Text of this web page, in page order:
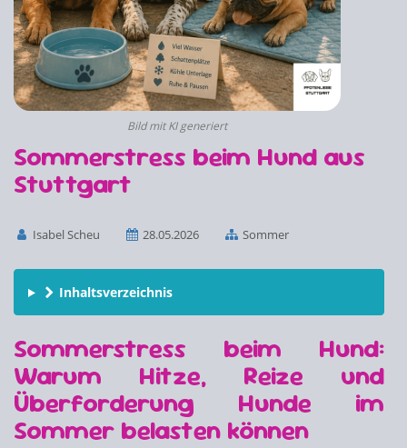
Bild mit KI generiert
Sommerstress beim Hund aus
Stuttgart
Isabel Scheu 28.05.2026 Sommer
Inhaltsverzeichnis
Sommerstress beim Hund:
Warum Hitze, Reize und
Überforderung Hunde im
Sommer belasten können